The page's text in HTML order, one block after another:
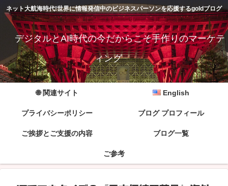
ネット大航海時代!世界に情報発信中のビジネスパーソンを応援するgoldブログ
デジタルとAI時代の今だからこそ手作りのマーケテ
ィング
🌐 関連サイト English
プライバシーポリシー ブログ プロフィール
ご挨拶とご支援の内容 ブログ一覧
ご参考